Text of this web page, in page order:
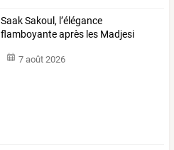
Saak Sakoul, l’élégance
flamboyante après les Madjesi
7 août 2026